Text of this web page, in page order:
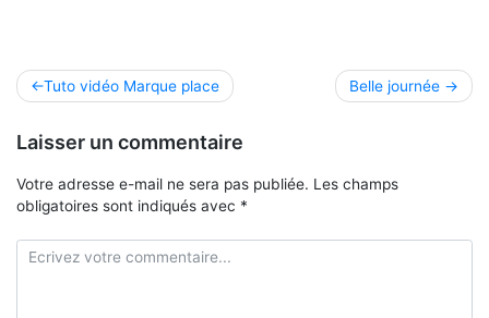
Navigation
l’article
Tuto vidéo Marque place Belle journée
Laisser un commentaire
Votre adresse e-mail ne sera pas publiée. Les champs
obligatoires sont indiqués avec *